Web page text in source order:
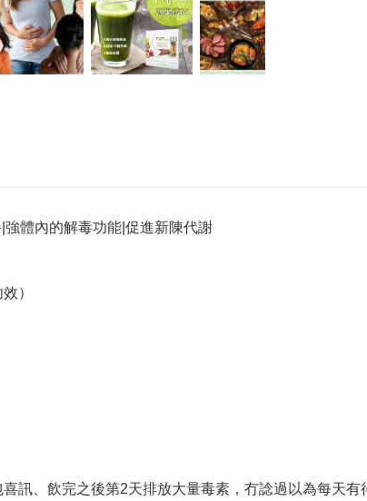
體內的解毒功能|促進新陳代謝
）
訊、飲完之後第2天排放大量毒素，冇諗過以為每天有